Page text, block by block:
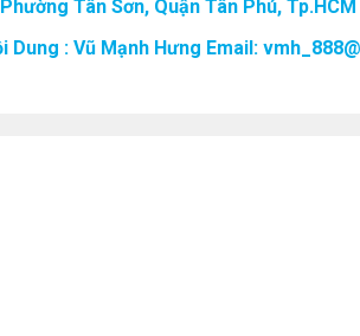
Tân Sơn, Quận Tân Phú, Tp.HCM
: Vũ Mạnh Hưng Email: